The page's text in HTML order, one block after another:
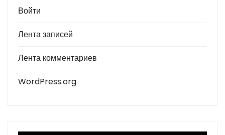
Войти
Лента записей
Лента комментариев
WordPress.org